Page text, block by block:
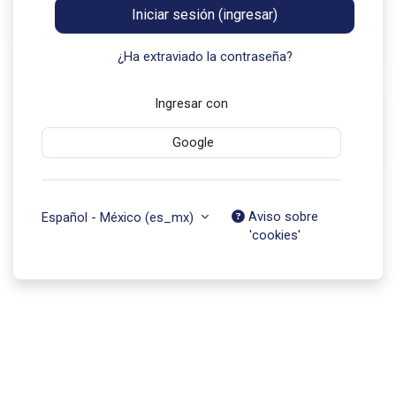
Iniciar sesión (ingresar)
¿Ha extraviado la contraseña?
Ingresar con
Google
Español - México ‎(es_mx)‎
Aviso sobre
'cookies'